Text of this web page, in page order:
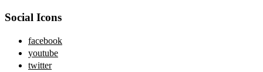
Social Icons
facebook
youtube
twitter